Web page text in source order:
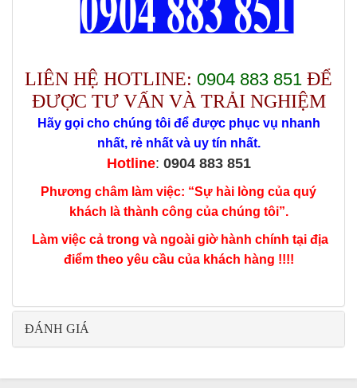
LIÊN HỆ HOTLINE: 0904 883 851 ĐỂ
ĐƯỢC TƯ VẤN VÀ TRẢI NGHIỆM
Hãy gọi cho chúng tôi để được phục vụ nhanh
nhất, rẻ nhất và uy tín nhất.
Hotline: 0904 883 851
Phương châm làm việc: “Sự hài lòng của quý
khách là thành công của chúng tôi”.
Làm việc cả trong và ngoài giờ hành chính tại địa
điểm theo yêu cầu của khách hàng !!!!
ĐÁNH GIÁ